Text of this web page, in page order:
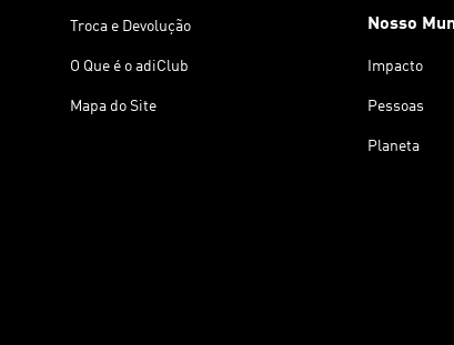
Troca e Devolução
O Que é o adiClub
Mapa do Site
Nosso
Impacto
Pessoas
Planeta